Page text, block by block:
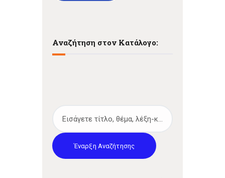
Αναζήτηση στον Κατάλογο:
Έναρξη Αναζήτησης